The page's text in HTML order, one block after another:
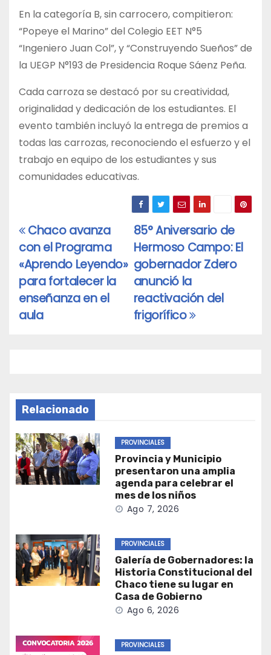
En la categoría B, sin carrocero, compitieron:
“Popeye el Marino” del Colegio EET N°5
“Ingeniero Juan Col”, y “Construyendo Sueños” de
la UEGP N°193 de Presidencia Roque Sáenz Peña.
Cada carroza se destacó por su creatividad,
originalidad y dedicación de los estudiantes. El
evento también incluyó la entrega de premios a
todas las carrozas, reconociendo el esfuerzo y el
trabajo en equipo de los estudiantes y sus
comunidades educativas.
Navegación
de
entradas
85° Aniversario de
Hermoso Campo: El
gobernador Zdero
anunció la
reactivación del
frigorífico
Chaco avanza
con el Programa
«Aprendo Leyendo»
para fortalecer la
enseñanza en el
aula
Relacionado
PROVINCIALES
Provincia y Municipio
presentaron una amplia
agenda para celebrar el
mes de los niños
Ago 7, 2026
PROVINCIALES
Galería de Gobernadores: la
Historia Constitucional del
Chaco tiene su lugar en
Casa de Gobierno
Ago 6, 2026
PROVINCIALES